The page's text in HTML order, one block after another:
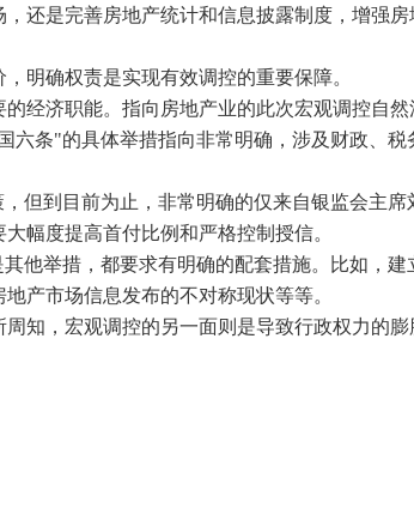
还是完善房地产统计和信息披露制度，增强
明确权责是实现有效调控的重要保障。
济职能。指向房地产业的此次宏观调控自然
条"的具体举措指向非常明确，涉及财政、
到目前为止，非常明确的仅来自银监会主
幅度提高首付比例和严格控制授信。
举措，都要求有明确的配套措施。比如，
产市场信息发布的不对称现状等等。
知，宏观调控的另一面则是导致行政权力的